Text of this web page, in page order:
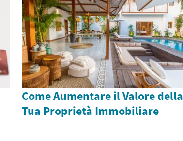
Come Aumentare il Valore della
Tua Proprietà Immobiliare